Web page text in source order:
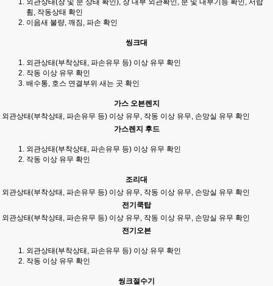
휨, 작동상태 확인
이음새 불량, 깨짐, 파손 확인
씽크대
외관상태(부착상태, 파손유무 등) 이상 유무 확인
작동 이상 유무 확인
배수통, 호스 연결부위 새는 곳 확인
가스 오븐렌지
외관상태(부착상태, 파손유무 등) 이상 유무, 작동 이상 유무, 손망실 유무 확인
가스렌지 후드
외관상태(부착상태, 파손유무 등) 이상 유무 확인
작동 이상 유무 확인
조리대
외관상태(부착상태, 파손유무 등) 이상 유무, 작동 이상 유무, 손망실 유무 확인
전기쿡탑
외관상태(부착상태, 파손유무 등) 이상 유무, 작동 이상 유무, 손망실 유무 확인
전기오븐
외관상태(부착상태, 파손유무 등) 이상 유무 확인
작동 이상 유무 확인
씽크절수기